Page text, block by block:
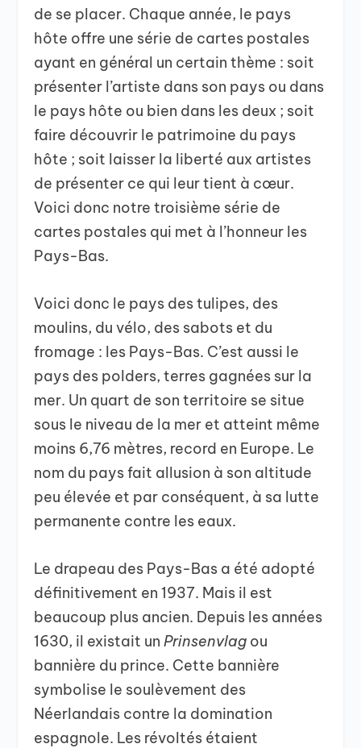
de se placer. Chaque année, le pays
hôte offre une série de cartes postales
ayant en général un certain thème : soit
présenter l’artiste dans son pays ou dans
le pays hôte ou bien dans les deux ; soit
faire découvrir le patrimoine du pays
hôte ; soit laisser la liberté aux artistes
de présenter ce qui leur tient à cœur.
Voici donc notre troisième série de
cartes postales qui met à l’honneur les
Pays-Bas.
Voici donc le pays des tulipes, des
moulins, du vélo, des sabots et du
fromage : les Pays-Bas. C’est aussi le
pays des polders, terres gagnées sur la
mer. Un quart de son territoire se situe
sous le niveau de la mer et atteint même
moins 6,76 mètres, record en Europe. Le
nom du pays fait allusion à son altitude
peu élevée et par conséquent, à sa lutte
permanente contre les eaux.
Le drapeau des Pays-Bas a été adopté
définitivement en 1937. Mais il est
beaucoup plus ancien. Depuis les années
1630, il existait unPrinsenvlag ou
bannière du prince. Cette bannière
symbolise le soulèvement des
Néerlandais contre la domination
espagnole. Les révoltés étaient